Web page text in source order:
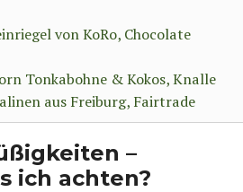
von KoRo, Chocolate
Tonkabohne & Kokos, Knalle
aus Freiburg, Fairtrade
–
ich achten?